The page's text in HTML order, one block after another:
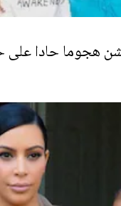
هجوما حادا على